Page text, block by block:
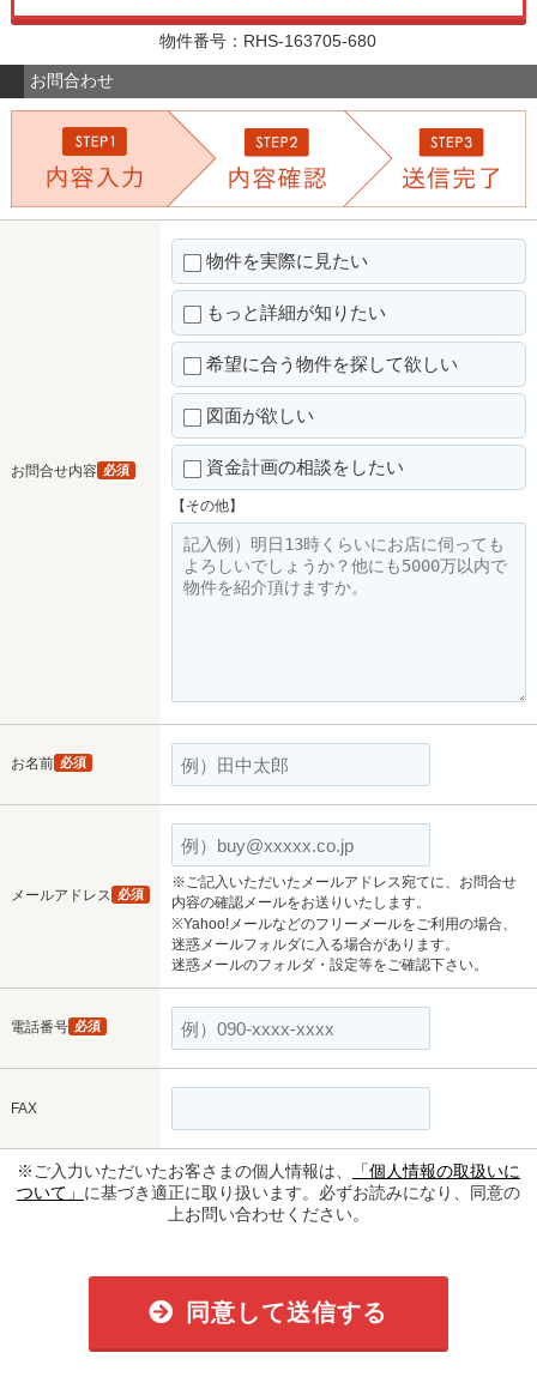
物件番号：RHS-163705-680
お問合わせ
お問合せ内容 必須
物件を実際に見たい
もっと詳細が知りたい
希望に合う物件を探して欲しい
図面が欲しい
資金計画の相談をしたい
【その他】
お名前 必須
メールアドレス 必須
※ご記入いただいたメールアドレス宛てに、お問合せ
内容の確認メールをお送りいたします。
※Yahoo!メールなどのフリーメールをご利用の場合、
迷惑メールフォルダに入る場合があります。
迷惑メールのフォルダ・設定等をご確認下さい。
電話番号 必須
FAX
※ご入力いただいたお客さまの個人情報は、
「個人情報の取扱いに
ついて」 に基づき適正に取り扱います。必ずお読みになり、同意の
上お問い合わせください。
同意して送信する